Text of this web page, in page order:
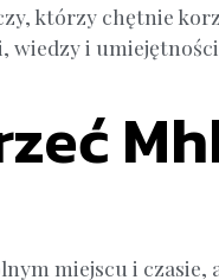
którzy chętnie
i
miejscu i